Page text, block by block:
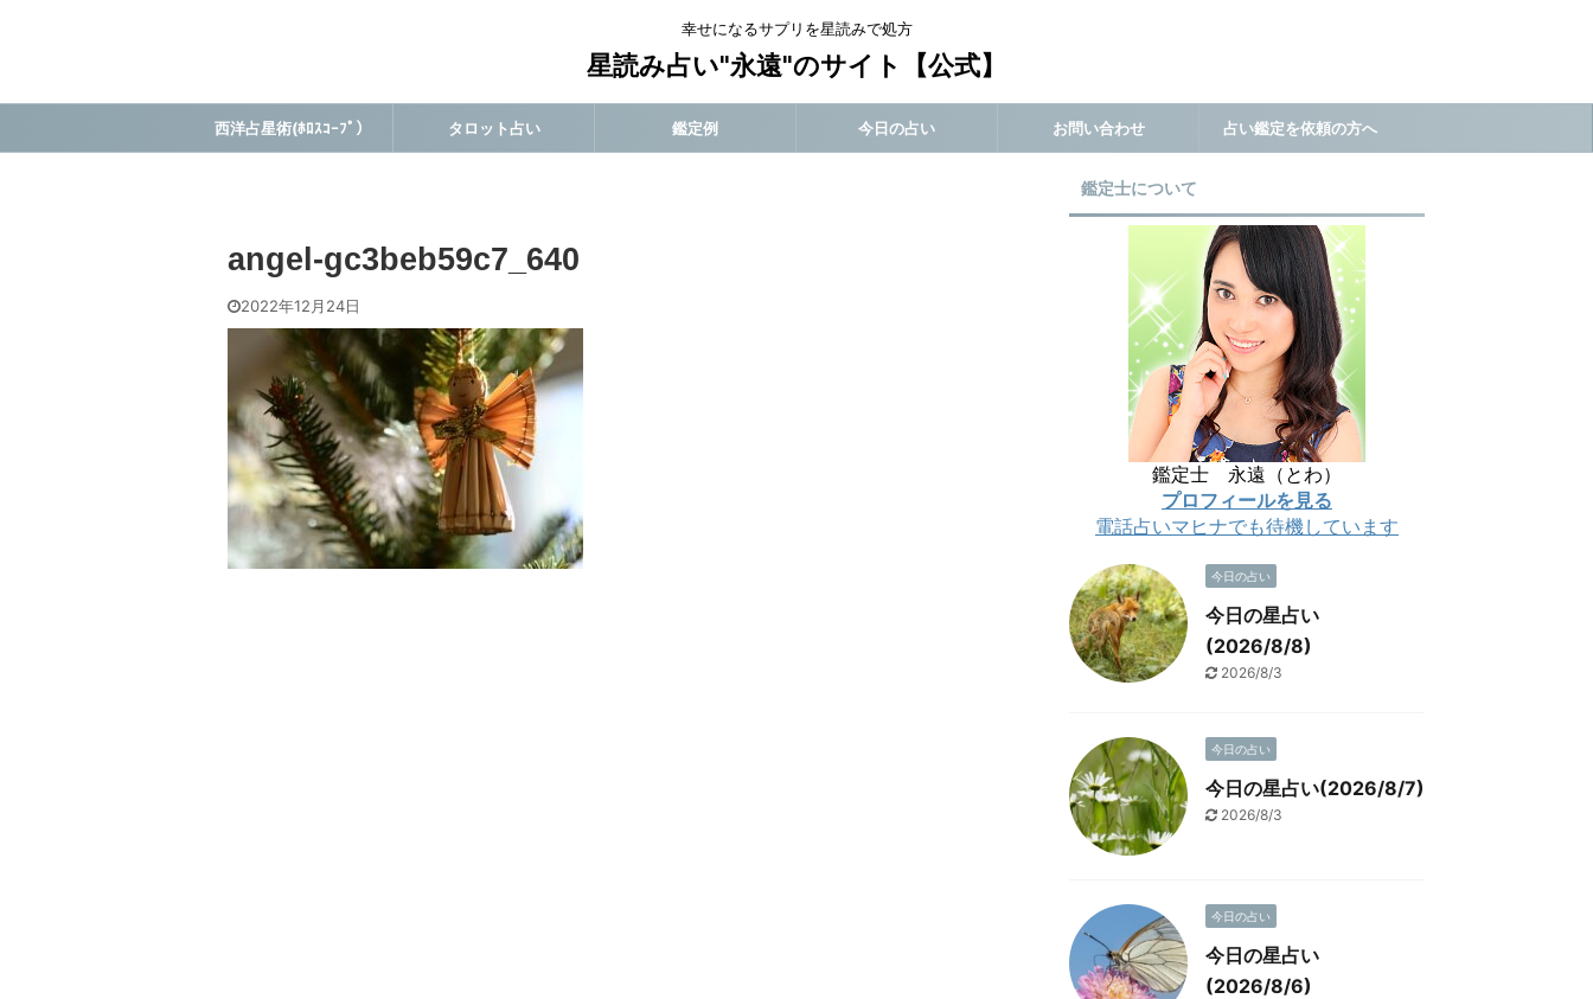
幸せになるサプリを星読みで処方
星読み占い"永遠"のサイト【公式】
西洋占星術(ﾎﾛｽｺｰﾌﾟ） タロット占い 鑑定例 今日の占い お問い合わせ 占い鑑定を依頼の方へ
angel-gc3beb59c7_640
2022年12月24日
鑑定士について
鑑定士 永遠（とわ）
プロフィールを見る
電話占いマヒナでも待機しています
今日の占い
今日の星占い
(2026/8/8)
2026/8/3
今日の占い
今日の星占い(2026/8/7)
2026/8/3
今日の占い
今日の星占い
(2026/8/6)